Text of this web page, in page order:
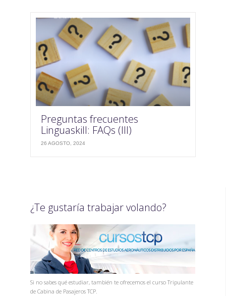
Preguntas frecuentes
Linguaskill: FAQs (III)
26 AGOSTO, 2024
¿Te gustaría trabajar volando?
Si no sabes qué estudiar, también te ofrecemos el curso Tripulante
de Cabina de Pasajeros TCP.